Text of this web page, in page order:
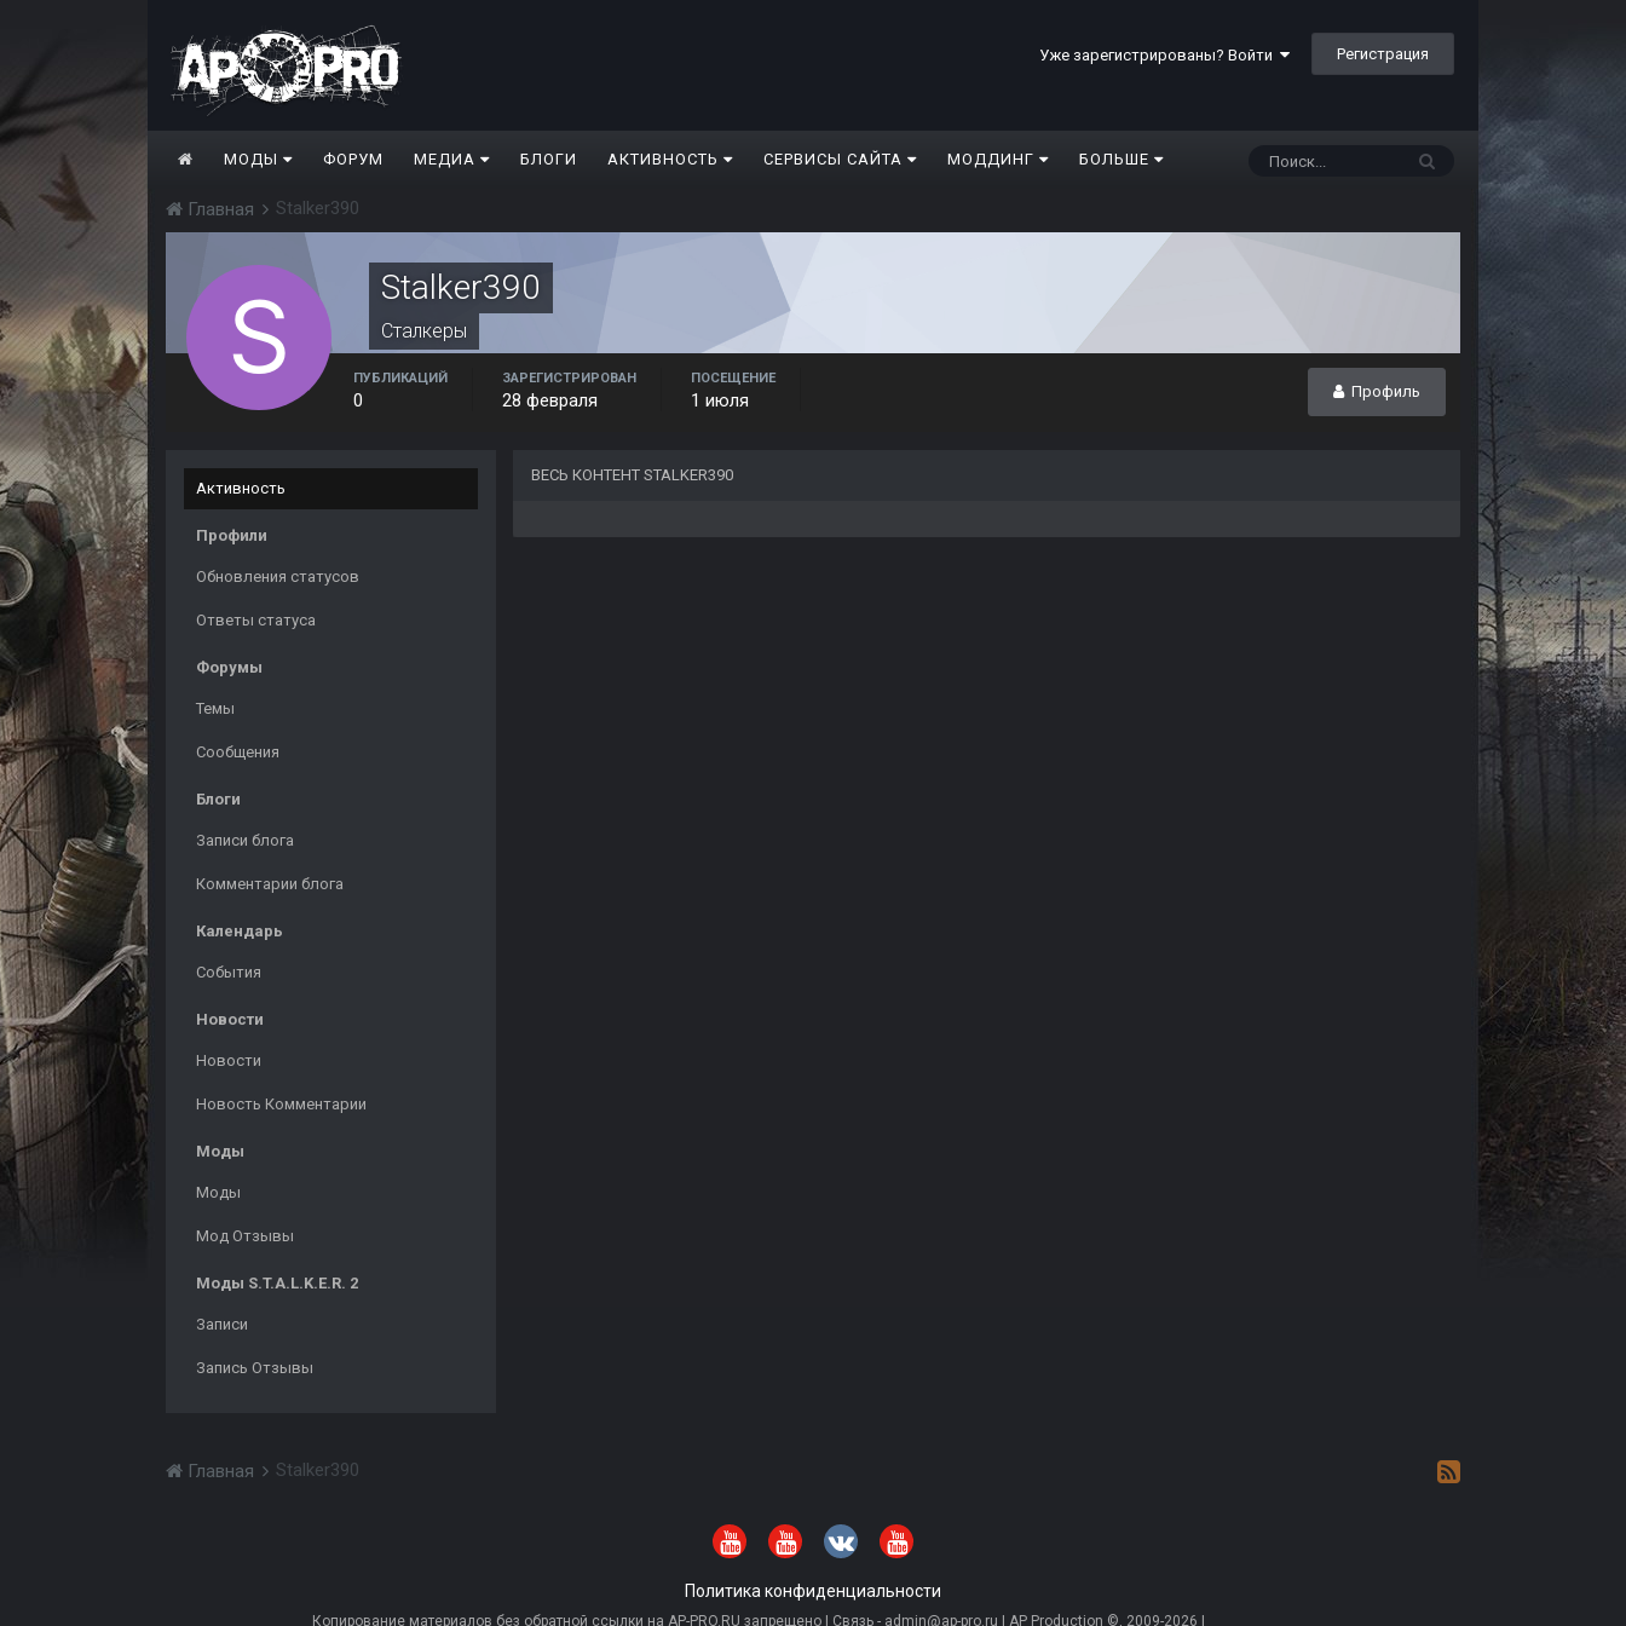
Уже зарегистрированы? Войти Регистрация
МОДЫ ФОРУМ МЕДИА БЛОГИ АКТИВНОСТЬ СЕРВИСЫ САЙТА МОДДИНГ БОЛЬШЕ
Главная Stalker390
Stalker390
Сталкеры
Профиль
ПУБЛИКАЦИЙ
0
ЗАРЕГИСТРИРОВАН
28 февраля
ПОСЕЩЕНИЕ
1 июля
Активность
Профили
Обновления статусов
Ответы статуса
Форумы
Темы
Сообщения
Блоги
Записи блога
Комментарии блога
Календарь
События
Новости
Новости
Новость Комментарии
Моды
Моды
Мод Отзывы
Моды S.T.A.L.K.E.R. 2
Записи
Запись Отзывы
ВЕСЬ КОНТЕНТ STALKER390
Главная Stalker390
Политика конфиденциальности
Копирование материалов без обратной ссылки на AP-PRO.RU запрещено | Связь - admin@ap-pro.ru | AP Production ©, 2009-2026 |